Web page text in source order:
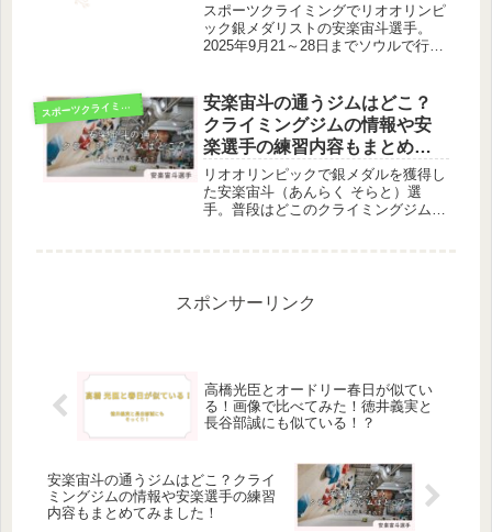
スポーツクライミングでリオオリンピ
ック銀メダリストの安楽宙斗選手。
2025年9月21～28日までソウルで行わ
初優勝の期待が高まっています。そん
な安楽選手ですが、なんといって...
ス
ポーツクライミング
安楽宙斗の通うジムはどこ？
クライミングジムの情報や安
楽選手の練習内容もまとめて
みました！
リオオリンピックで銀メダルを獲得し
た安楽宙斗（あんらく そらと）選
手。普段はどこのクライミングジムで
ライ...
スポンサーリンク
高橋光臣とオードリー春日が似てい
る！画像で比べてみた！徳井義実と
長谷部誠にも似ている！？
安楽宙斗の通うジムはどこ？クライ
ミングジムの情報や安楽選手の練習
内容もまとめてみました！